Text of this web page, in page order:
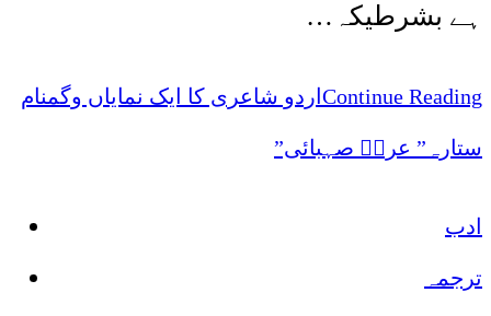
ہے بشرطیکہ…
Continue Reading اردو شاعری کا ایک نمایاں وگمنام
ستارہ” عرشؔ صہبائی”
ادب
ترجمہ